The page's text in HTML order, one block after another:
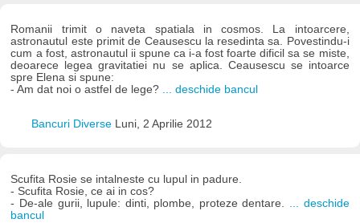
Romanii trimit o naveta spatiala in cosmos. La intoarcere,
astronautul este primit de Ceausescu la resedinta sa. Povestindu-i
cum a fost, astronautul ii spune ca i-a fost foarte dificil sa se miste,
deoarece legea gravitatiei nu se aplica. Ceausescu se intoarce
spre Elena si spune:
- Am dat noi o astfel de lege? ... deschide bancul
Bancuri Diverse Luni, 2 Aprilie 2012
Scufita Rosie se intalneste cu lupul in padure.
- Scufita Rosie, ce ai in cos?
- De-ale gurii, lupule: dinti, plombe, proteze dentare. ... deschide
bancul